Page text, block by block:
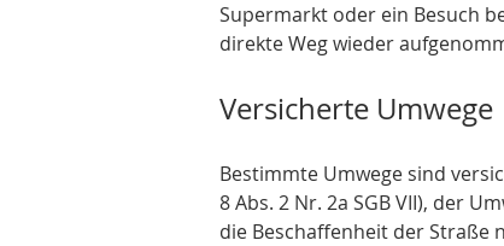
Supermarkt oder ein Besuch
direkte Weg wieder
Versicherte Umwege
Bestimmte Umwege sind
8 Abs. 2 Nr. 2a SGB VII), der
die Beschaffenheit der Straße